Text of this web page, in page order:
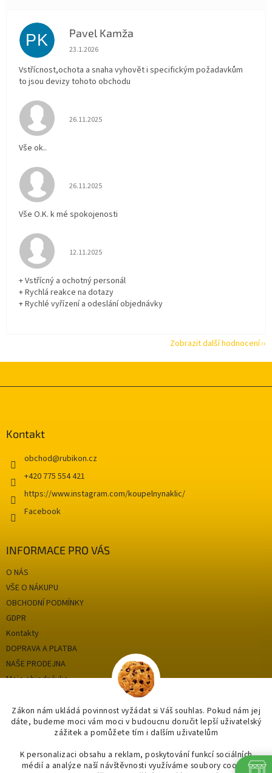
Zákon nám ukládá povinnost vyžádat si Váš souhlas. Pokud nám jej
dáte, budeme moci vám moci v budoucnu doručit lepší uživatelský
zážitek a pomůžete tím i dalším uživatelům
K personalizaci obsahu a reklam, poskytování funkcí sociálních
médií a analýze naší návštěvnosti využíváme soubory cookie.
PK Pavel Kamža
Hodnocení obchodu je 5 z 5 hvězdiček.
23.1.2026
Vstřícnost,ochota a snaha vyhovět i specifickým požadavkům
to jsou devizy tohoto obchodu
Hodnocení obchodu je 5 z 5 hvězdiček.
26.11.2025
Vše ok..
Hodnocení obchodu je 5 z 5 hvězdiček.
26.11.2025
Vše O.K. k mé spokojenosti
Hodnocení obchodu je 5 z 5 hvězdiček.
12.11.2025
+ Vstřícný a ochotný personál
+ Rychlá reakce na dotazy
+ Rychlé vyřízení a odeslání objednávky
Zobrazit další hodnocení
Kontakt
obchod@rubikon.cz
+420 775 554 421
Facebook
https://www.instagram.com/koupelnynaklic/
INFORMACE PRO VÁS
O NÁS
VŠE O NÁKUPU
OBCHODNÍ PODMÍNKY
GDPR
Kontakty
DOPRAVA A PLATBA
NAŠE PRODEJNA
Moje objednávka
Kategorie
OUTLET až -75%
OBKLADY A DLAŽBY